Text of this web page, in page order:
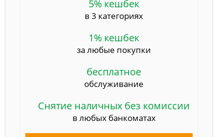
5% кешбек
в 3 категориях
1% кешбек
за любые покупки
бесплатное
обслуживание
Снятие наличных без комиссии
в любых банкоматах